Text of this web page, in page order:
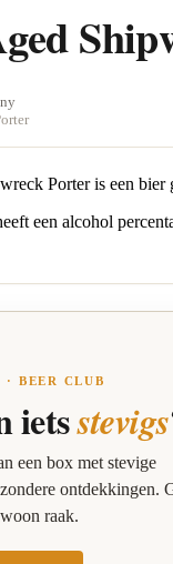
Porter is een bier
een alcohol
· BEER CLUB
ietsstevigs
een box met stevige
ontdekkingen.
raak.